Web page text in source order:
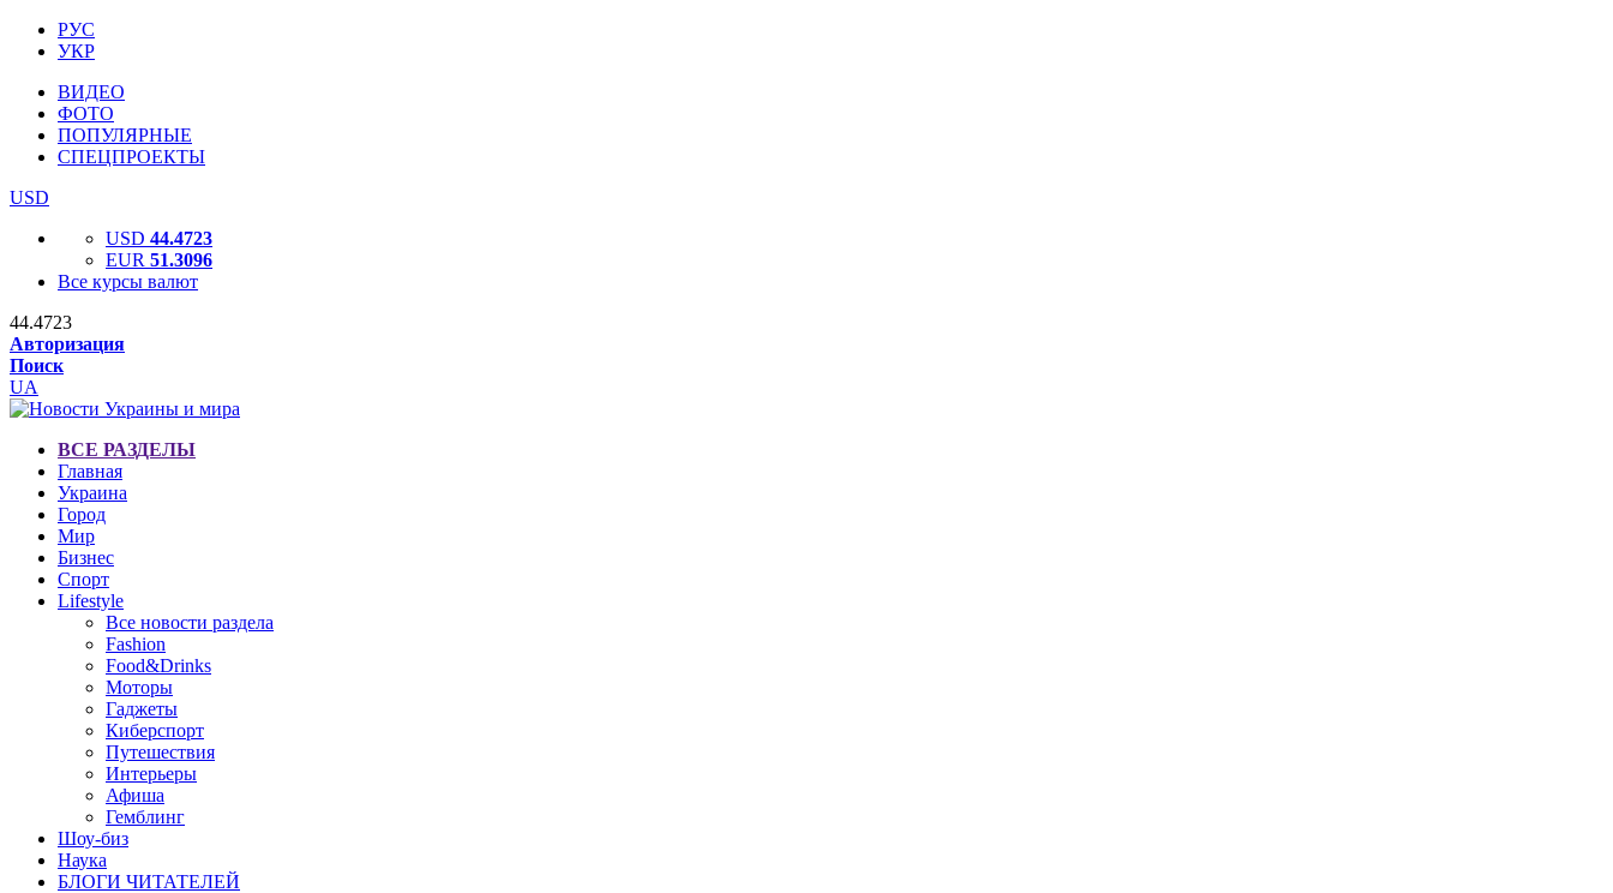
РУС
УКР
ВИДЕО
ФОТО
ПОПУЛЯРНЫЕ
СПЕЦПРОЕКТЫ
USD
USD 44.4723
EUR 51.3096
Все курсы валют
44.4723
Авторизация
Поиск
UA
ВСЕ РАЗДЕЛЫ
Главная
Украина
Город
Мир
Бизнес
Спорт
Lifestyle
Все новости раздела
Fashion
Food&Drinks
Моторы
Гаджеты
Киберспорт
Путешествия
Интерьеры
Афиша
Гемблинг
Шоу-биз
Наука
БЛОГИ ЧИТАТЕЛЕЙ